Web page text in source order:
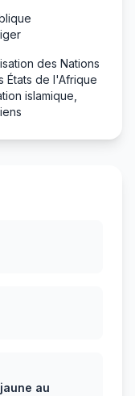
des Nations
États de l'Afrique
islamique,
au